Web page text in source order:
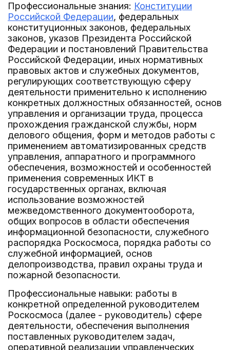
Профессиональные знания: Конституции
Российской Федерации, федеральных
конституционных законов, федеральных
законов, указов Президента Российской
Федерации и постановлений Правительства
Российской Федерации, иных нормативных
правовых актов и служебных документов,
регулирующих соответствующую сферу
деятельности применительно к исполнению
конкретных должностных обязанностей, основ
управления и организации труда, процесса
прохождения гражданской службы, норм
делового общения, форм и методов работы с
применением автоматизированных средств
управления, аппаратного и программного
обеспечения, возможностей и особенностей
применения современных ИКТ в
государственных органах, включая
использование возможностей
межведомственного документооборота,
общих вопросов в области обеспечения
информационной безопасности, служебного
распорядка Роскосмоса, порядка работы со
служебной информацией, основ
делопроизводства, правил охраны труда и
пожарной безопасности.
Профессиональные навыки: работы в
конкретной определенной руководителем
Роскосмоса (далее - руководитель) сфере
деятельности, обеспечения выполнения
поставленных руководителем задач,
оперативной реализации управленческих